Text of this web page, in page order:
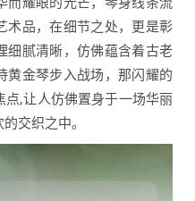
术品，在细节之处，更是彰
细腻清晰，仿佛蕴含着古老
黄金琴步入战场，那闪耀的
,让人仿佛置身于一场华丽
交织之中。